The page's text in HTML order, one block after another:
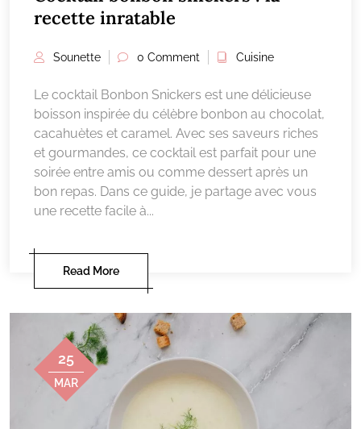
recette inratable
Sounette 0 Comment Cuisine
Le cocktail Bonbon Snickers est une délicieuse
boisson inspirée du célèbre bonbon au chocolat,
cacahuètes et caramel. Avec ses saveurs riches
et gourmandes, ce cocktail est parfait pour une
soirée entre amis ou comme dessert après un
bon repas. Dans ce guide, je partage avec vous
une recette facile à...
Read More
25
MAR